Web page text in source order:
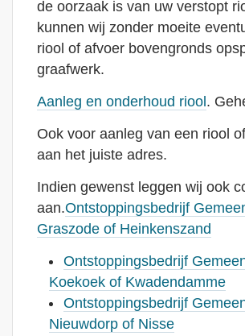
de oorzaak is van uw verstopt
kunnen wij zonder moeite
riool of afvoer bovengronds
graafwerk.
Aanleg en onderhoud riool .
Ook voor aanleg van een riool
aan het juiste adres.
Indien gewenst leggen wij ook
aan.Ontstoppingsbedrijf
Graszode of Heinkenszand
Ontstoppingsbedrijf
Koekoek of Kwadendamme
Ontstoppingsbedrijf
Nieuwdorp of Nisse